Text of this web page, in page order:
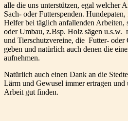
alle die uns unterstützen, egal welcher
Sach- oder Futterspenden.
Helfer bei täglich anfallenden
oder Umbau, z.Bsp. Holz sägen u.s.w.
und Tierschutzvereine, die Futter- oder
geben und natürlich auch denen die
aufnehmen.
Natürlich auch einen Dank an die
Lärm und Gewusel immer ertragen und
Arbeit gut finden.